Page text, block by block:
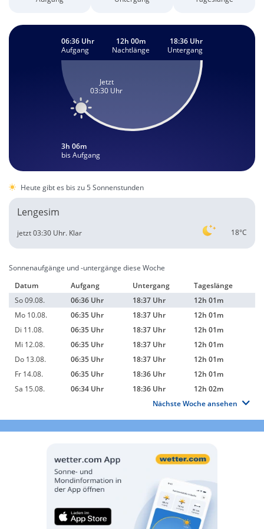
3h 06m
bis Aufgang
Jetzt
03:30 Uhr
06:36 Uhr
Aufgang
12h 00m
Nachtlänge
18:36 Uhr
Untergang
Heute gibt es bis zu 5 Sonnenstunden
Lengesim
18°C
jetzt 03:30 Uhr. Klar
Sonnenaufgänge und -untergänge diese Woche
Datum
Aufgang Untergang
Tageslänge
So 09.08.
06:36 Uhr 18:37 Uhr
12h 01m
Mo 10.08.
06:35 Uhr 18:37 Uhr
12h 01m
Di 11.08.
06:35 Uhr 18:37 Uhr
12h 01m
Mi 12.08.
06:35 Uhr 18:37 Uhr
12h 01m
Do 13.08.
06:35 Uhr 18:37 Uhr
12h 01m
Fr 14.08.
06:35 Uhr 18:36 Uhr
12h 01m
Sa 15.08.
06:34 Uhr 18:36 Uhr
12h 02m
Nächste Woche ansehen